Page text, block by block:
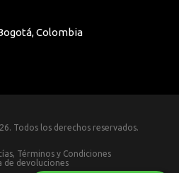
Colombia
Todos los derechos reservados.
Términos y Condiciones
de devoluciones